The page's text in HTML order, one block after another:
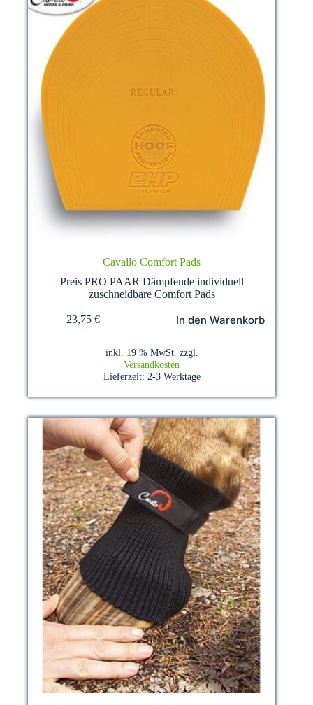
Cavallo Comfort Pads
Preis PRO PAAR Dämpfende individuell
zuschneidbare Comfort Pads
23,75 € In den Warenkorb
inkl. 19 % MwSt. zzgl.
Versandkosten
Lieferzeit: 2-3 Werktage